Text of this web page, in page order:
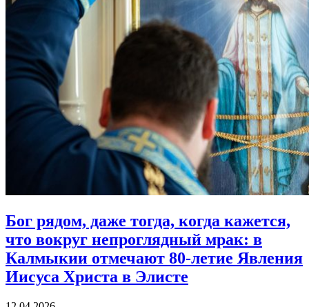
Бог рядом, даже тогда, когда кажется,
что вокруг непроглядный мрак: в
Калмыкии отмечают 80‑летие Явления
Иисуса Христа в Элисте